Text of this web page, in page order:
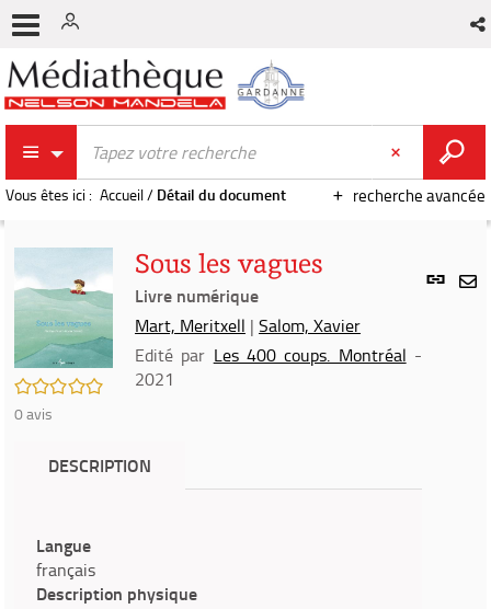
recherche avancée
Vous êtes ici : Accueil/ Détail du document
Lien
/5
0avis
Sous les vagues
Livre numérique
Mart, Meritxell | Salom, Xavier
Edité par Les 400 coups. Montréal -
2021
DESCRIPTION
Langue
français
Description physique